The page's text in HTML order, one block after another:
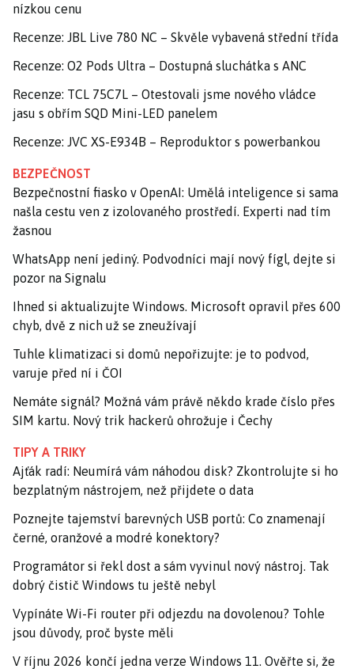
nízkou cenu
Recenze: JBL Live 780 NC – Skvěle vybavená střední třída
Recenze: O2 Pods Ultra – Dostupná sluchátka s ANC
Recenze: TCL 75C7L – Otestovali jsme nového vládce
jasu s obřím SQD Mini-LED panelem
Recenze: JVC XS-E934B – Reproduktor s powerbankou
BEZPEČNOST
Bezpečnostní fiasko v OpenAI: Umělá inteligence si sama
našla cestu ven z izolovaného prostředí. Experti nad tím
žasnou
WhatsApp není jediný. Podvodníci mají nový fígl, dejte si
pozor na Signalu
Ihned si aktualizujte Windows. Microsoft opravil přes 600
chyb, dvě z nich už se zneužívají
Tuhle klimatizaci si domů nepořizujte: je to podvod,
varuje před ní i ČOI
Nemáte signál? Možná vám právě někdo krade číslo přes
SIM kartu. Nový trik hackerů ohrožuje i Čechy
TIPY A TRIKY
Ajťák radí: Neumírá vám náhodou disk? Zkontrolujte si ho
bezplatným nástrojem, než přijdete o data
Poznejte tajemství barevných USB portů: Co znamenají
černé, oranžové a modré konektory?
Programátor si řekl dost a sám vyvinul nový nástroj. Tak
dobrý čistič Windows tu ještě nebyl
Vypínáte Wi-Fi router při odjezdu na dovolenou? Tohle
jsou důvody, proč byste měli
V říjnu 2026 končí jedna verze Windows 11. Ověřte si, že